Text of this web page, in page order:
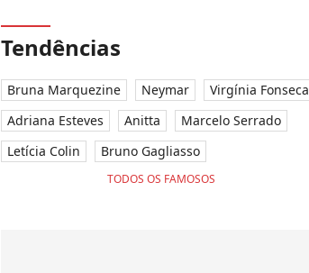
Tendências
Bruna Marquezine Neymar
Virgínia Fonseca
Adriana Esteves
Anitta
Marcelo Serrado
Letícia Colin
Bruno Gagliasso
TODOS OS FAMOSOS